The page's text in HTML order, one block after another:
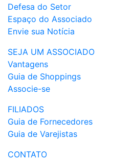
Defesa do Setor
Espaço do Associado
Envie sua Notícia
SEJA UM ASSOCIADO
Vantagens
Guia de Shoppings
Associe-se
FILIADOS
Guia de Fornecedores
Guia de Varejistas
CONTATO